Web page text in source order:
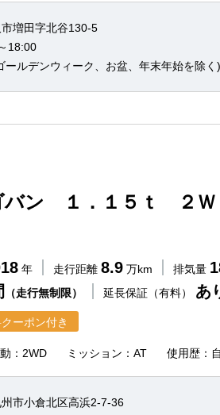
増田字北谷130-5
18:00
ールデンウィーク、お盆、年末年始を除く)
バン １．１５ｔ ２Ｗ
年 走行距離 8.9 万km 排気量
（走行無制限） 延長保証（有料） あ
ーポン付き
：2WD ミッション：AT 使用歴：
市小倉北区高浜2-7-36